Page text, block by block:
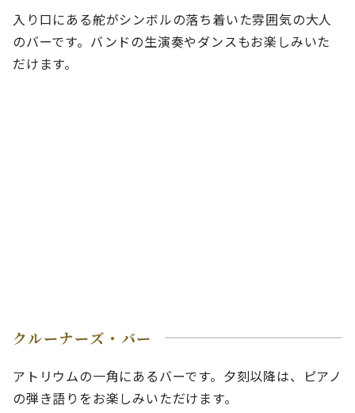
入り口にある舵がシンボルの落ち着いた雰囲気の大人
のバーです。バンドの生演奏やダンスもお楽しみいた
だけます。
クルーナーズ・バー
アトリウムの一角にあるバーです。夕刻以降は、ピアノ
の弾き語りをお楽しみいただけます。